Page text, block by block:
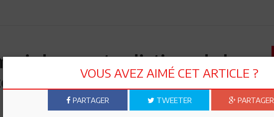
: Les contradictions de la
coloniale
VOUS AVEZ AIMÉ CET ARTICLE ?
PARTAGER TWEETER PARTAGER